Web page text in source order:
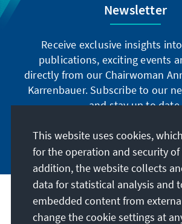
Newsletter
Receive exclusive insights
publications, exciting events
directly from our Chairwoman
Karrenbauer. Subscribe to our
and stay up to date.
Subscribe now
Our mission
This website uses cookies,
for the operation and security of
addition, the website collects
data for statistical analysis and
embedded content from
change the cookie settings at